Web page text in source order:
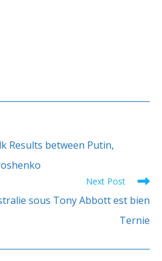
Results between Putin,
Next Post
sous Tony Abbott est bien
Ternie